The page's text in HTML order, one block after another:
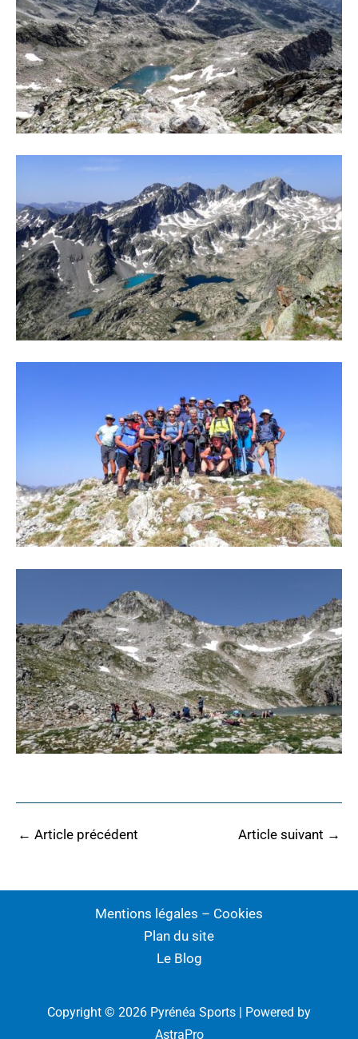
← Article précédent Article suivant →
Mentions légales – Cookies
Plan du site
Le Blog
Copyright © 2026 Pyrénéa Sports | Powered by
AstraPro